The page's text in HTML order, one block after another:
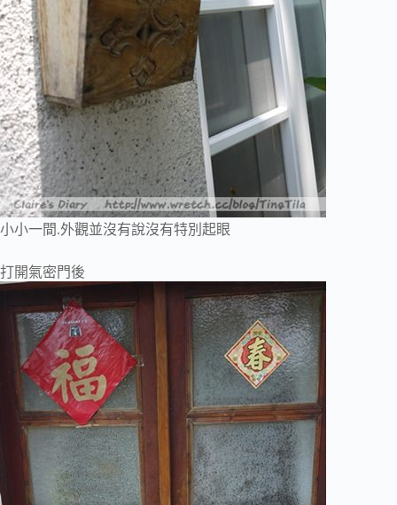
小小一間.外觀並沒有說沒有特別起眼
打開氣密門後